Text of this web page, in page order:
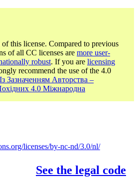
this license. Compared to previous
of all CC licenses are more user-
robust. If you are licensing
recommend the use of the 4.0
Зазначенням Авторства –
4.0 Міжнародна
licenses/by-nc-nd/3.0/nl/
See the legal code